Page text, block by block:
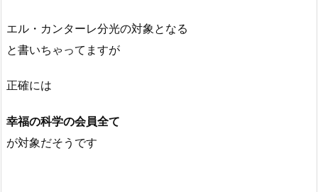
エル・カンターレ分光の対象となる
と書いちゃってますが
正確には
幸福の科学の会員全て
が対象だそうです